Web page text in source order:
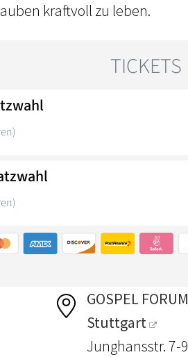
kraftvoll zu leben.
GOSPEL FORUM
Stuttgart
Junghansstr. 7-9